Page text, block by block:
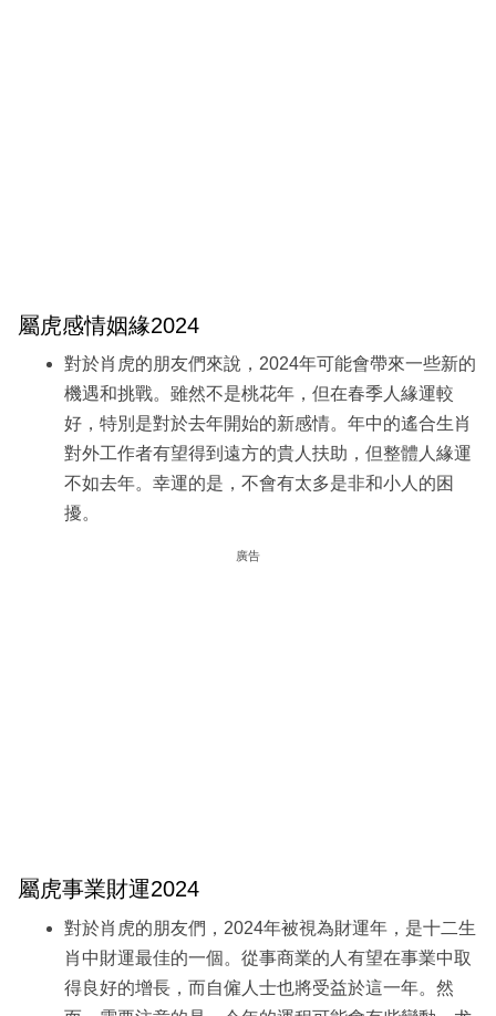
屬虎感情姻緣2024
對於肖虎的朋友們來說，2024年可能會帶來一些新的
機遇和挑戰。雖然不是桃花年，但在春季人緣運較
好，特別是對於去年開始的新感情。年中的遙合生肖
對外工作者有望得到遠方的貴人扶助，但整體人緣運
不如去年。幸運的是，不會有太多是非和小人的困
擾。
廣告
屬虎事業財運2024
對於肖虎的朋友們，2024年被視為財運年，是十二生
肖中財運最佳的一個。從事商業的人有望在事業中取
得良好的增長，而自僱人士也將受益於這一年。然